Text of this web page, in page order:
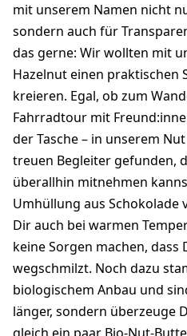
mit unserem Namen nicht
sondern auch für
das gerne: Wir wollten mit
Hazelnut einen praktischen
kreieren. Egal, ob zum
Fahrradtour mit
der Tasche – in unserem
treuen Begleiter gefunden,
überallhin mitnehmen
Umhüllung aus Schokolade
Dir auch bei warmen
keine Sorgen machen, dass
wegschmilzt. Noch dazu
biologischem Anbau und
länger, sondern überzeuge